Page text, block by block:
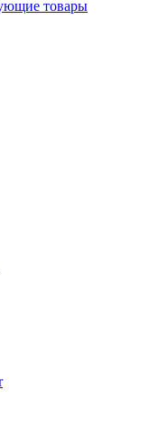
товары